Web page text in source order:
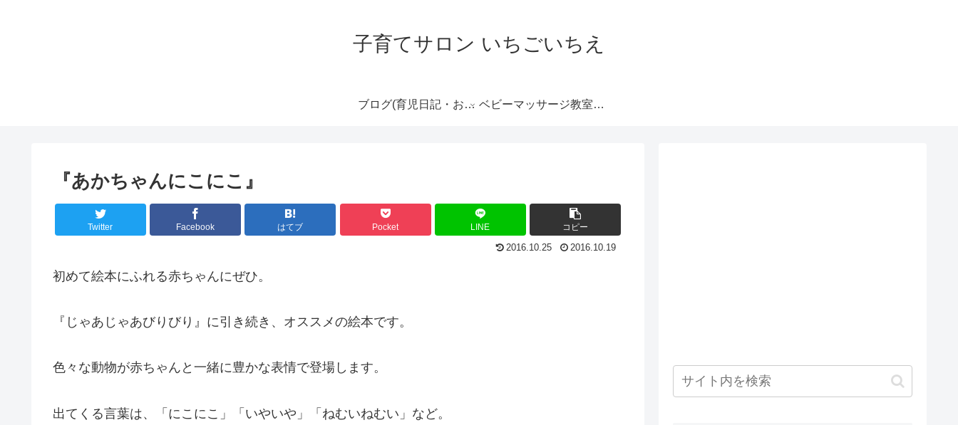
子育てサロン いちごいちえ
ブログ(育児日記・おす ベビーマッサージ教室の
『あかちゃんにこにこ』
Twitter Facebook はてブ Pocket LINE コピー
2016.10.25 2016.10.19
初めて絵本にふれる赤ちゃんにぜひ。
『じゃあじゃあびりびり』に引き続き、オススメの絵本です。
色々な動物が赤ちゃんと一緒に豊かな表情で登場します。
出てくる言葉は、「にこにこ」「いやいや」「ねむいねむい」など。